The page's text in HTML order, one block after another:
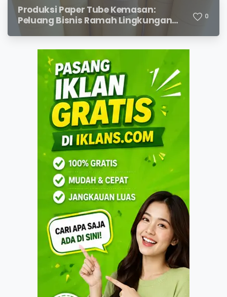
Produksi Paper Tube Kemasan:
Peluang Bisnis Ramah Lingkungan
0